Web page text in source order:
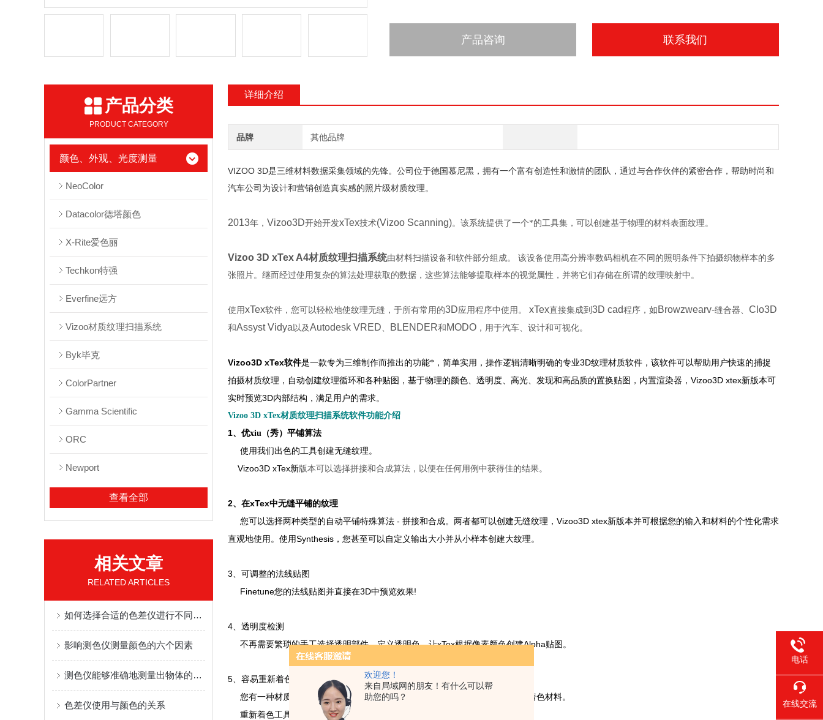
欢迎您！
来自局域网的朋友！有什么可以帮
助您的吗？
产品咨询 联系我们
产品分类
PRODUCT CATEGORY
颜色、外观、光度测量
NeoColor
Datacolor德塔颜色
X-Rite爱色丽
Techkon特强
Everfine远方
Vizoo材质纹理扫描系统
Byk毕克
ColorPartner
Gamma Scientific
ORC
Newport
查看全部
相关文章
RELATED ARTICLES
如何选择合适的色差仪进行不同材料的测色要有更好的把握
影响测色仪测量颜色的六个因素
测色仪能够准确地测量出物体的颜色参数
色差仪使用与颜色的关系
详细介绍
品牌 其他品牌
VIZOO 3D是三维材料数据采集领域的先锋。公司位于德国慕尼黑，拥有一个富有创造性和激情的团队，通过与合作伙伴的紧密合作，帮助时尚和
汽车公司为设计和营销创造真实感的照片级材质纹理。
2013年， Vizoo3D开始开发xTex技术(Vizoo Scanning)。该系统提供了一个*的工具集，可以创建基于物理的材料表面纹理。
Vizoo 3D xTex A4材质纹理扫描系统由材料扫描设备和软件部分组成。 该设备使用高分辨率数码相机在不同的照明条件下拍摄织物样本的多
张照片。继而经过使用复杂的算法处理获取的数据，这些算法能够提取样本的视觉属性，并将它们存储在所谓的纹理映射中。
使用xTex软件，您可以轻松地使纹理无缝，于所有常用的3D应用程序中使用。 xTex直接集成到 3D cad程序，如 Browzwearv-缝合器、 Clo3D
和Assyst Vidya 以及Autodesk VRED、 BLENDER和 MODO ，用于汽车、设计和可视化。
Vizoo3D xTex软件是一款专为三维制作而推出的功能*，简单实用，操作逻辑清晰明确的专业3D纹理材质软件，该软件可以帮助用户快速的捕捉
拍摄材质纹理，自动创建纹理循环和各种贴图，基于物理的颜色、透明度、高光、发现和高品质的置换贴图，内置渲染器， Vizoo3D xtex新版本可
实时预览3D内部结构，满足用户的需求。
Vizoo 3D xTex材质纹理扫描系统软件功能介绍
1、优xiu（秀）平铺算法
使用我们出色的工具创建无缝纹理。
Vizoo3D xTex新版本可以选择拼接和合成算法，以便在任何用例中获得佳的结果。
2、在xTex中无缝平铺的纹理
您可以选择两种类型的自动平铺特殊算法 - 拼接和合成。两者都可以创建无缝纹理， Vizoo3D xtex新版本并可根据您的输入和材料的个性化需求
直观地使用。使用Synthesis ，您甚至可以自定义输出大小并从小样本创建大纹理。
3、可调整的法线贴图
Finetune您的法线贴图并直接在3D中预览效果!
4、透明度检测
不再需要繁琐的手工选择透明部件。定义透明色，让xTex根据像素颜色创建Alpha贴图。
5、容易重新着色
您有一种材质的不同颜色变化
无需单独扫描
，您可以轻松地重新着色材料。
重新着色工具会自动检测图像中的颜色。
电话
在线交流